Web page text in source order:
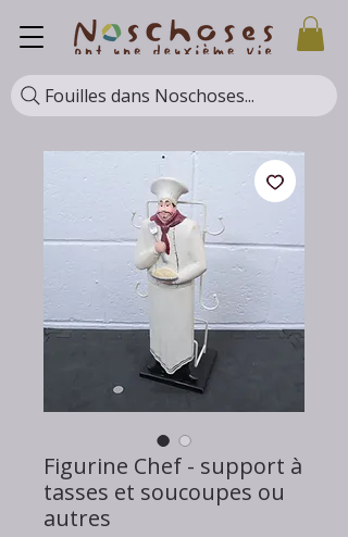
Fouilles dans Noschoses...
Figurine Chef - support à
tasses et soucoupes ou
autres